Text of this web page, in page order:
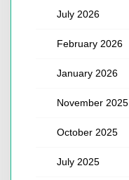
July 2026
February 2026
January 2026
November 2025
October 2025
July 2025